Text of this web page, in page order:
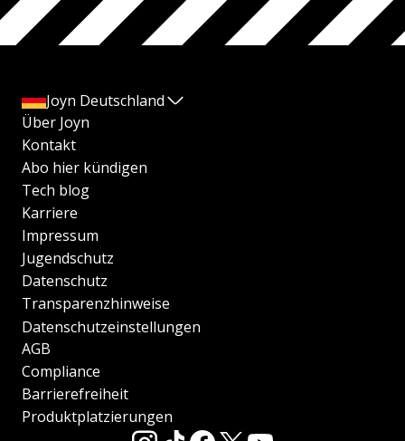
Joyn Deutschland
Über Joyn
Kontakt
Abo hier kündigen
Tech blog
Karriere
Impressum
Jugendschutz
Datenschutz
Transparenzhinweise
Datenschutzeinstellungen
AGB
Compliance
Barrierefreiheit
Produktplatzierungen